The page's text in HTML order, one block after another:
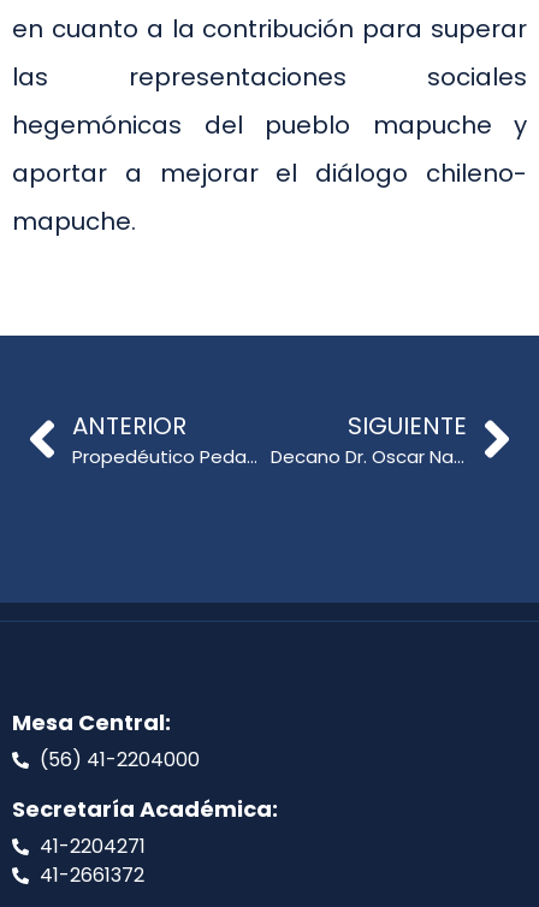
en cuanto a la contribución para superar
las representaciones sociales
hegemónicas del pueblo mapuche y
aportar a mejorar el diálogo chileno-
mapuche.
ANTERIOR
Propedéutico Pedagógico UdeC realiza su primera jornada de inducción
SIGUIENTE
Decano Dr. Oscar Nail Kröyer participa en Seminario Regional «Educación en Pandemia, necesidades de capacitación y trabajo colaborativo»
Mesa Central:
(56) 41-2204000
Secretaría Académica:
41-2204271
41-2661372